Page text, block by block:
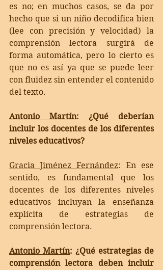
es no; en muchos casos, se da por
hecho que si un niño decodifica bien
(lee con precisión y velocidad) la
comprensión lectora surgirá de
forma automática, pero lo cierto es
que no es así ya que se puede leer
con fluidez sin entender el contenido
del texto.
Antonio Martín: ¿Qué deberían
incluir los docentes de los diferentes
niveles educativos?
Gracia Jiménez Fernández: En ese
sentido, es fundamental que los
docentes de los diferentes niveles
educativos incluyan la enseñanza
explícita de estrategias de
comprensión lectora.
Antonio Martín: ¿Qué estrategias de
comprensión lectora deben incluir